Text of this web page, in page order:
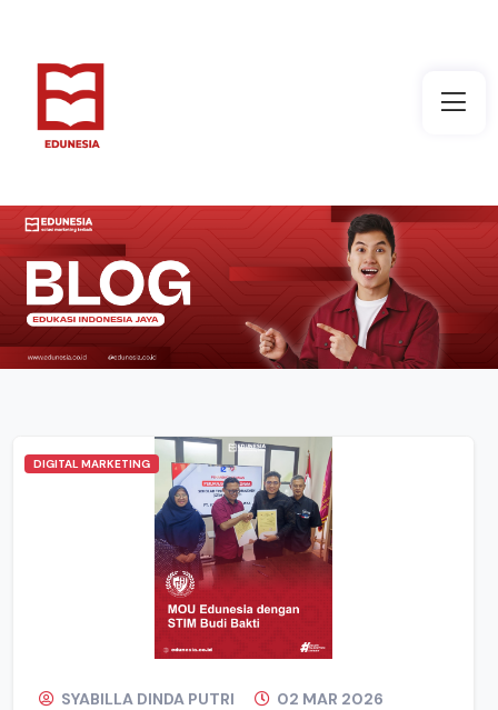
DIGITAL MARKETING
SYABILLA DINDA PUTRI 02 MAR 2026